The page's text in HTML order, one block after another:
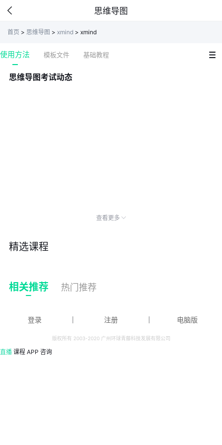
思维导图
首页 > 思维导图 > xmind > xmind
使用方法 模板文件 基础教程
思维导图考试动态
查看更多
精选课程
相关推荐 热门推荐
登录 注册 电脑版
版权所有 2003-2020 广州环球青藤科技发展有限公司
直播 课程 APP 咨询